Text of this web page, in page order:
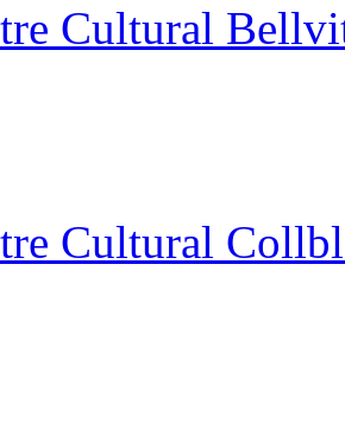
Cultural
Cultural